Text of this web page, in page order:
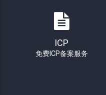
ICP
免费ICP备案服务